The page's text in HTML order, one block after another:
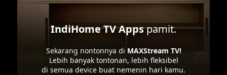
IndiHome TV Appspamit.
Sekarang nontonnya di MAXStream TV!
Lebih banyak tontonan, lebih fleksibel
di semua device buat nemenin hari kamu.